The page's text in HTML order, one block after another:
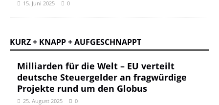
15. Juni 2025 0
KURZ + KNAPP + AUFGESCHNAPPT
Milliarden für die Welt – EU verteilt
deutsche Steuergelder an fragwürdige
Projekte rund um den Globus
25. August 2025 0